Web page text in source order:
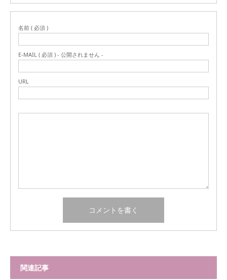
名前 ( 必須 )
E-MAIL ( 必須 ) - 公開されません -
URL
関連記事